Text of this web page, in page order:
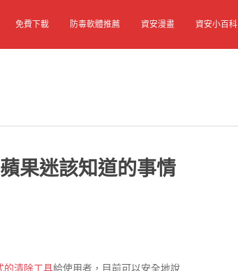
免費下載 防毒軟體推薦 資安漫畫 資安小百科
果迷該知道的事情
的清除工具給使用者，目前可以安全地說